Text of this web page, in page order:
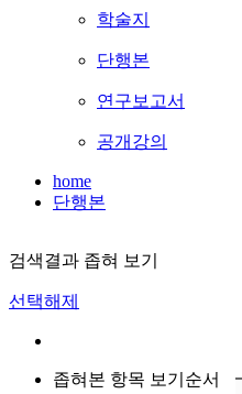
학술지
단행본
연구보고서
공개강의
home
단행본
검색결과 좁혀 보기
선택해제
좁혀본 항목 보기순서